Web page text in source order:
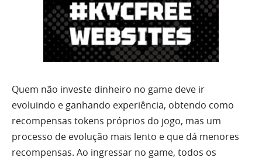
Quem não investe dinheiro no game deve ir
evoluindo e ganhando experiência, obtendo como
recompensas tokens próprios do jogo, mas um
processo de evolução mais lento e que dá menores
recompensas. Ao ingressar no game, todos os